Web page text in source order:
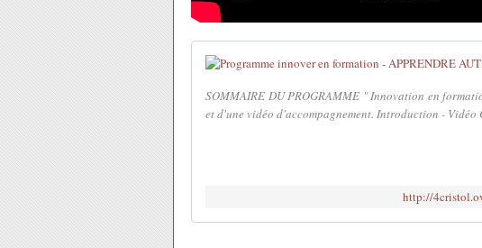
SOMMAIRE DU PROGRAMME " Innovation en
et d'une vidéo d'accompagnement. Introduction -
http://